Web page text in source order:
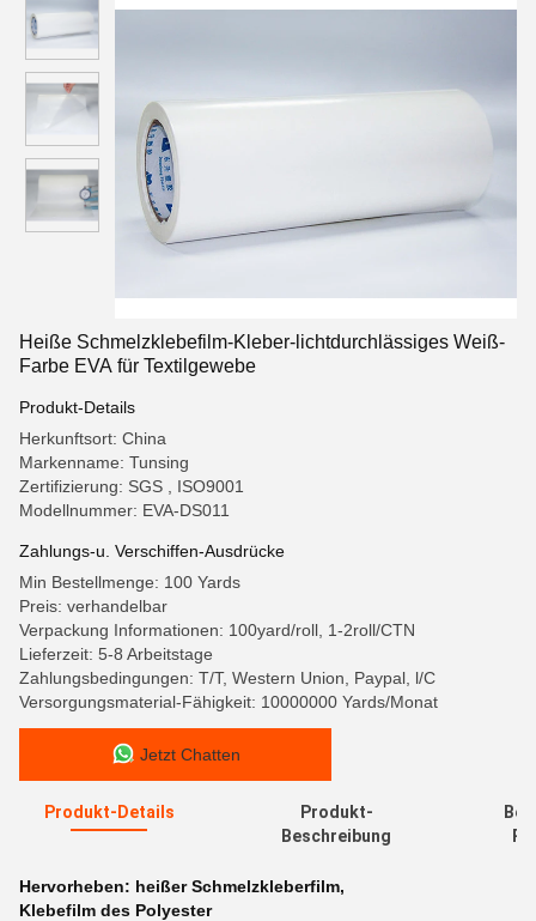
Heiße Schmelzklebefilm-Kleber-lichtdurchlässiges Weiß-
Farbe EVA für Textilgewebe
Produkt-Details
Herkunftsort: China
Markenname: Tunsing
Zertifizierung: SGS , ISO9001
Modellnummer: EVA-DS011
Zahlungs-u. Verschiffen-Ausdrücke
Min Bestellmenge: 100 Yards
Preis: verhandelbar
Verpackung Informationen: 100yard/roll, 1-2roll/CTN
Lieferzeit: 5-8 Arbeitstage
Zahlungsbedingungen: T/T, Western Union, Paypal, l/C
Versorgungsmaterial-Fähigkeit: 10000000 Yards/Monat
Jetzt Chatten
Produkt-Details
Produkt-
Beschreibung
Hervorheben: heißer Schmelzkleberfilm,
Klebefilm des Polyester